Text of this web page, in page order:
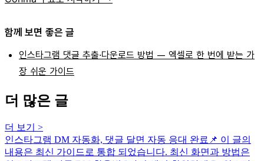
함께 보면 좋은 글
인스타그램 댓글 추출·다운로드 방법 — 엑셀로 한 번에 받는 가
장 쉬운 가이드
더 많은 글
더 보기
>
인스타그램 DM 자동화, 댓글 달면 자동 응대 완료 📌 이 글의
내용은 최신 가이드로 통합 되었습니다. 최신 화면과 방법은